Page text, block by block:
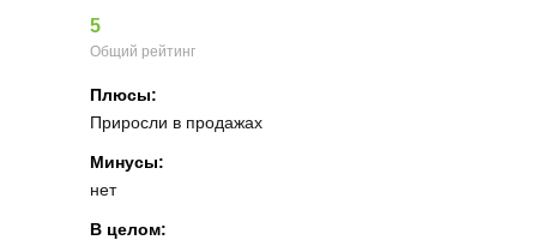
5
Общий рейтинг
Плюсы:
Приросли в продажах
Минусы:
нет
В целом: